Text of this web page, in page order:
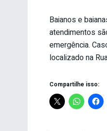
Baianos e
atendimentos
emergência.
localizado na
Compartilhe isso: